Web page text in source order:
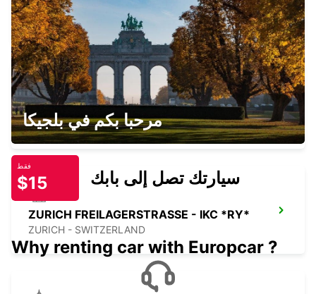
AARAU-OBERENTFELDEN - IKC *RY*
OBERENTFELDEN - SWITZERLAND
ZURICH LINDENSTRASSE - IKC *RY*
ZURICH - SWITZERLAND
ZURICH FREILAGERSTRASSE - IKC *RY*
ZURICH - SWITZERLAND
مرحبا بكم في بلجيكا
فقط
$15 سيارتك تصل إلى بابك
Why renting car with Europcar ?